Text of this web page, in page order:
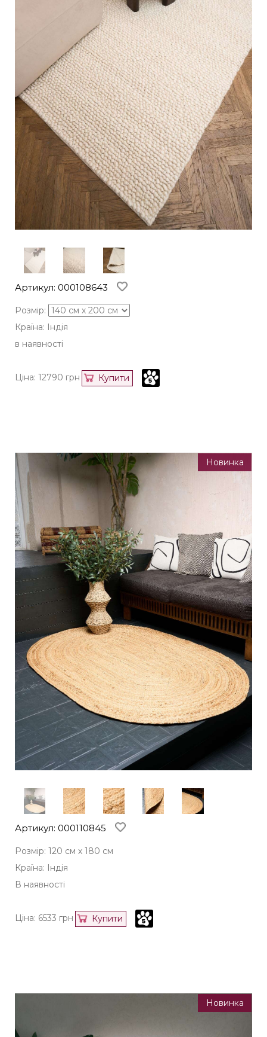
Артикул: 000108643
Розмір:
Країна: Індія
в наявності
Ціна: 12790 грн Купити
Новинка
Артикул: 000110845
Розмір: 120 см х 180 см
Країна: Індія
В наявності
Ціна: 6533 грн Купити
Новинка